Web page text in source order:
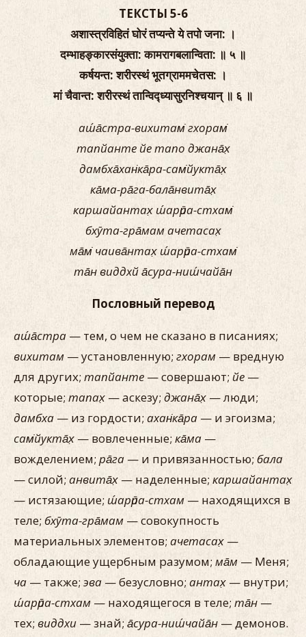
ТЕКСТЫ 5-6
अशास्त्रविहितं घोरं तप्यन्ते ये तपो जना: ।
दम्भाहङ्कारसंयुक्ता: कामरागबलान्विता: ॥ ५ ॥
कर्षयन्त: शरीरस्थं भूतग्राममचेतस: ।
मां चैवान्त: शरीरस्थं तान्विद्ध्यासुरनिश्चयान् ॥ ६ ॥
аш́а̄стра-вихитам̇ гхорам̇
тапйанте йе тапо джана̄х̣
дамбха̄хан̇ка̄ра-сам̇йукта̄х̣
ка̄ма-ра̄га-бала̄нвита̄х̣
каршайантах̣ ш́арӣра-стхам̇
бхӯта-гра̄мам ачетасах̣
ма̄м̇ чаива̄нтах̣ ш́арӣра-стхам̇
та̄н виддхй а̄сура-ниш́чайа̄н
Пословный перевод
аш́а̄стра — тем, о чем не сказано в писаниях;
вихитам — установленную;гхорам — вредную
для других; тапйанте — совершают; йе —
которые; тапах̣ — аскезу; джана̄х̣ — люди;
дамбха — из гордости; ахан̇ка̄ра — и эгоизма;
сам̇йукта̄х̣ — вовлеченные; ка̄ма —
вожделением; ра̄га — и привязанностью; бала
— силой;анвита̄х̣ — наделенные; каршайантах̣
— истязающие; ш́арӣра-стхам — находящихся в
теле;бхӯта-гра̄мам — совокупность
материальных элементов; ачетасах̣ —
обладающие ущербным разумом; ма̄м — Меня;
ча — также; эва — безусловно; антах̣ — внутри;
ш́арӣра-стхам — находящегося в теле; та̄н —
тех; виддхи — знай; а̄сура-ниш́чайа̄н — демонов.